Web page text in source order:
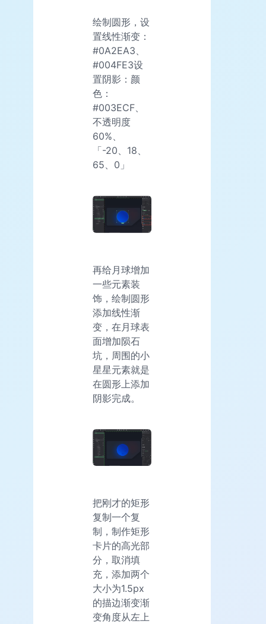
绘制圆形，设
置线性渐变：
#0A2EA3、
#004FE3设
置阴影：颜
色：
#003ECF、
不透明度
60%、
「-20、18、
65、0」
再给月球增加
一些元素装
饰，绘制圆形
添加线性渐
变，在月球表
面增加陨石
坑，周围的小
星星元素就是
在圆形上添加
阴影完成。
把刚才的矩形
复制一个复
制，制作矩形
卡片的高光部
分，取消填
充，添加两个
大小为1.5px
的描边渐变渐
变角度从左上